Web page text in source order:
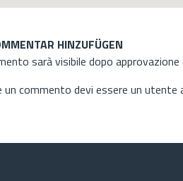
HINZUFÜGEN
sarà visibile dopo approvazione
un commento devi essere un